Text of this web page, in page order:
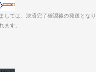
しては、決済完了確認後の発送とな
ます。